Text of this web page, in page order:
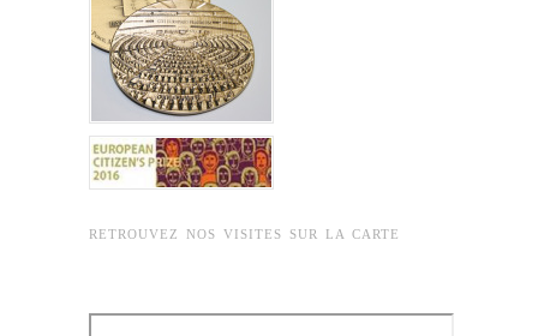
RETROUVEZ NOS VISITES SUR LA CARTE